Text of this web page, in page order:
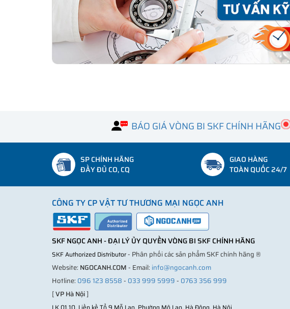
BÁO GIÁ VÒNG BI SKF CHÍNH HÃNG
SP CHÍNH HÃNG
ĐẦY ĐỦ CO, CQ
GIAO HÀNG
TOÀN QUỐC 24/7
CÔNG TY CP VẬT TƯ THƯƠNG MẠI NGỌC ANH
SKF NGỌC ANH - ĐẠI LÝ ỦY QUYỀN VÒNG BI SKF CHÍNH HÃNG
SKF Authorized Distributor- Phân phối các sản phẩm SKF chính hãng ®
Website: NGOCANH.COM- Email: info@ngocanh.com
Hotline: 096 123 8558- 033 999 5999- 0763 356 999
[VP Hà Nội]